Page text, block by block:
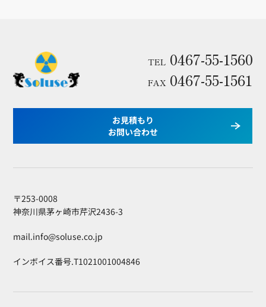
TEL 0467-55-1560
FAX 0467-55-1561
お見積もり
お問い合わせ
〒253-0008
神奈川県茅ヶ崎市芹沢2436-3
mail.info@soluse.co.jp
インボイス番号.T1021001004846